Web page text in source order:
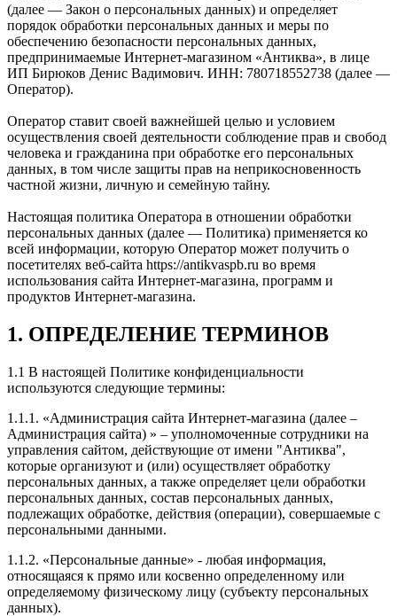
(далее — Закон о персональных данных) и определяет
порядок обработки персональных данных и меры по
обеспечению безопасности персональных данных,
предпринимаемые Интернет-магазином «Антиква», в лице
ИП Бирюков Денис Вадимович. ИНН: 780718552738 (далее —
Оператор).
Оператор ставит своей важнейшей целью и условием
осуществления своей деятельности соблюдение прав и свобод
человека и гражданина при обработке его персональных
данных, в том числе защиты прав на неприкосновенность
частной жизни, личную и семейную тайну.
Настоящая политика Оператора в отношении обработки
персональных данных (далее — Политика) применяется ко
всей информации, которую Оператор может получить о
посетителях веб-сайта https://antikvaspb.ru во время
использования сайта Интернет-магазина, программ и
продуктов Интернет-магазина.
1. ОПРЕДЕЛЕНИЕ ТЕРМИНОВ
1.1 В настоящей Политике конфиденциальности
используются следующие термины:
1.1.1. «Администрация сайта Интернет-магазина (далее –
Администрация сайта) » – уполномоченные сотрудники на
управления сайтом, действующие от имени "Антиква",
которые организуют и (или) осуществляет обработку
персональных данных, а также определяет цели обработки
персональных данных, состав персональных данных,
подлежащих обработке, действия (операции), совершаемые с
персональными данными.
1.1.2. «Персональные данные» - любая информация,
относящаяся к прямо или косвенно определенному или
определяемому физическому лицу (субъекту персональных
данных).